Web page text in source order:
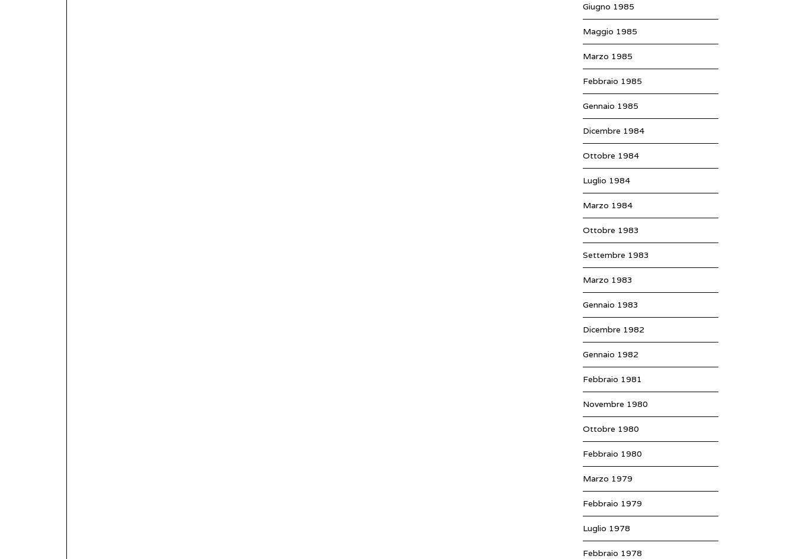
Giugno 1985
Maggio 1985
Marzo 1985
Febbraio 1985
Gennaio 1985
Dicembre 1984
Ottobre 1984
Luglio 1984
Marzo 1984
Ottobre 1983
Settembre 1983
Marzo 1983
Gennaio 1983
Dicembre 1982
Gennaio 1982
Febbraio 1981
Novembre 1980
Ottobre 1980
Febbraio 1980
Marzo 1979
Febbraio 1979
Luglio 1978
Febbraio 1978